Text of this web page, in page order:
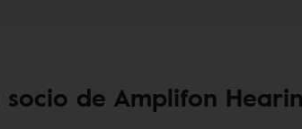
socio de Amplifon